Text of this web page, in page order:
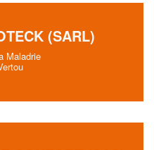
(SARL)
Maladrie